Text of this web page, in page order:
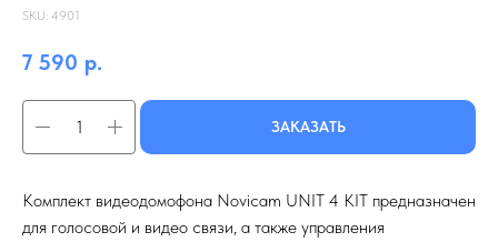
SKU: 4901
7 590 р.
ЗАКАЗАТЬ
Комплект видеодомофона Novicam UNIT 4 KIT предназначен
для голосовой и видео связи, а также управления